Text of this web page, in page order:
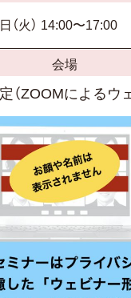
日（火） 14:00〜17:00
会場
（ZOOMによるウ